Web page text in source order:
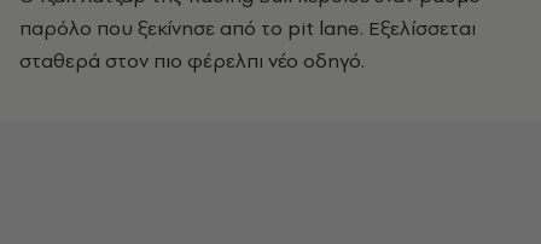
παρόλο που ξεκίνησε από το pit lane. Εξελίσσεται
σταθερά στον πιο φέρελπι νέο οδηγό.